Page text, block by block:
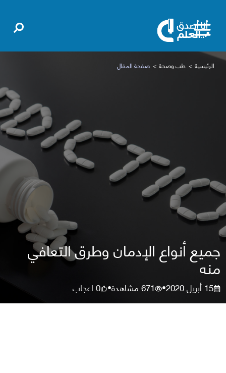
الرئيسية طب وصحة صفحة المقال
جميع أنواع الإدمان وطرق التعافي
منه
15 أبريل 2020 •
671مشاهدة•
0اعجاب